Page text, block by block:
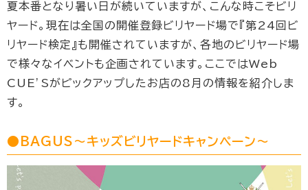
夏本番となり暑い日が続いていますが、こんな時こそビリ
ヤード。現在は全国の開催登録ビリヤード場で『第24回ビ
リヤード検定』も開催されていますが、各地のビリヤード場
で様々なイベントも企画されています。ここではWeb
CUE’Sがピックアップしたお店の8月の情報を紹介しま
す。
●BAGUS〜キッズビリヤードキャンペーン〜